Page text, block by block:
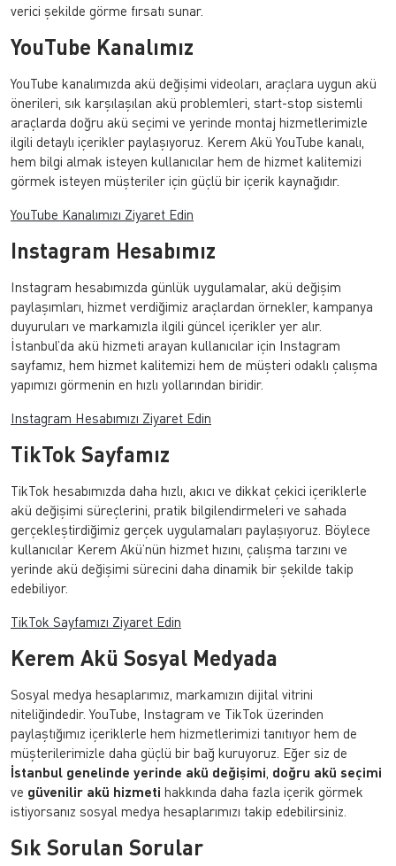
verici şekilde görme fırsatı sunar.
YouTube Kanalımız
YouTube kanalımızda akü değişimi videoları, araçlara uygun akü
önerileri, sık karşılaşılan akü problemleri, start-stop sistemli
araçlarda doğru akü seçimi ve yerinde montaj hizmetlerimizle
ilgili detaylı içerikler paylaşıyoruz. Kerem Akü YouTube kanalı,
hem bilgi almak isteyen kullanıcılar hem de hizmet kalitemizi
görmek isteyen müşteriler için güçlü bir içerik kaynağıdır.
YouTube Kanalımızı Ziyaret Edin
Instagram Hesabımız
Instagram hesabımızda günlük uygulamalar, akü değişim
paylaşımları, hizmet verdiğimiz araçlardan örnekler, kampanya
duyuruları ve markamızla ilgili güncel içerikler yer alır.
İstanbul’da akü hizmeti arayan kullanıcılar için Instagram
sayfamız, hem hizmet kalitemizi hem de müşteri odaklı çalışma
yapımızı görmenin en hızlı yollarından biridir.
Instagram Hesabımızı Ziyaret Edin
TikTok Sayfamız
TikTok hesabımızda daha hızlı, akıcı ve dikkat çekici içeriklerle
akü değişimi süreçlerini, pratik bilgilendirmeleri ve sahada
gerçekleştirdiğimiz gerçek uygulamaları paylaşıyoruz. Böylece
kullanıcılar Kerem Akü’nün hizmet hızını, çalışma tarzını ve
yerinde akü değişimi sürecini daha dinamik bir şekilde takip
edebiliyor.
TikTok Sayfamızı Ziyaret Edin
Kerem Akü Sosyal Medyada
Sosyal medya hesaplarımız, markamızın dijital vitrini
niteliğindedir. YouTube, Instagram ve TikTok üzerinden
paylaştığımız içeriklerle hem hizmetlerimizi tanıtıyor hem de
müşterilerimizle daha güçlü bir bağ kuruyoruz. Eğer siz de
İstanbul genelinde yerinde akü değişimi doğru akü seçimi
ve güvenilir akü hizmeti hakkında daha fazla içerik görmek
istiyorsanız sosyal medya hesaplarımızı takip edebilirsiniz.
Sık Sorulan Sorular